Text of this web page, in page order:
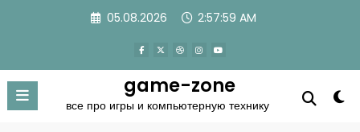
05.08.2026 2:57:59 AM
game-zone
все про игры и компьютерную технику